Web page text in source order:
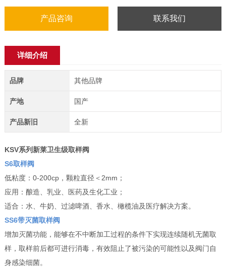
产品咨询 联系我们
详细介绍
品牌 其他品牌
产地 国产
产品新旧 全新
KSV系列 新莱卫生级取样阀
S6取样阀
低粘度：0-200cp，颗粒直径＜2mm；
应用：酿造、乳业、医药及生化工业；
适合：水、牛奶、过滤啤酒、香水、橄榄油及医疗解决方案。
SS6带灭菌取样阀
增加灭菌功能，能够在不中断加工过程的条件下实现连续随机无菌取
样，取样前后都可进行消毒，有效阻止了被污染的可能性以及阀门自
身感染细菌。